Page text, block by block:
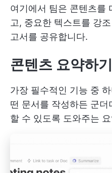
여기에서 팀은 콘텐츠를
고, 중요한 텍스트를 강
고서를 공유합니다.
콘텐츠 요약하기
가장 필수적인 기능 중 하
떤 문서를 작성하든 군
할 수 있도록 도와주는